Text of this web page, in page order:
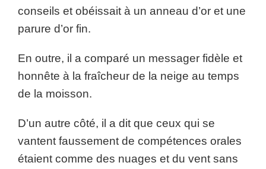
conseils et obéissait à un anneau d’or et une
parure d’or fin.
En outre, il a comparé un messager fidèle et
honnête à la fraîcheur de la neige au temps
de la moisson.
D’un autre côté, il a dit que ceux qui se
vantent faussement de compétences orales
étaient comme des nuages ​​et du vent sans